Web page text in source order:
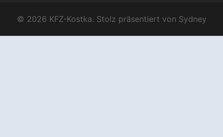
© 2026 KFZ-Kostka. Stolz präsentiert von Sydney